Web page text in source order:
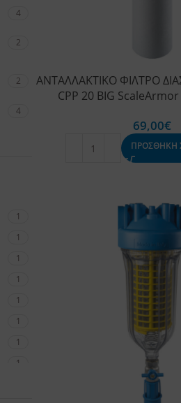
4
2
2
4
2
14
2
1
1
1
1
1
1
1
1
ΑΝΤΑΛΛΑΚΤΙΚΟ ΦΙΛΤΡΟ
CPP 20 BIG ScaleArmor
69,00€
ΠΡΟΣΘΗΚΗ